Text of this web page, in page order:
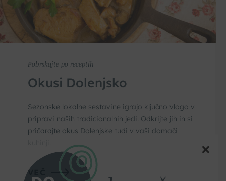
Pobrskajte po receptih
Okusi Dolenjsko
Sezonske lokalne sestavine igrajo ključno vlogo v
pripravi naših tradicionalnih jedi. Odkrijte jih in si
pričarajte okus Dolenjske tudi v vaši domači
VEČ